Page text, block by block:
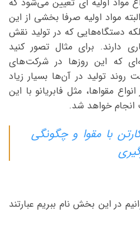
مواد اولیه صرفا بخشی از این
دستگاه‌‌هایی که در تولید نقش
دارند. برای مثال تصور کنید
که این روزها در شرکت‌های
روند تولید در آن‌ها بسیار زیاد
مقواها، مثل فابریانو با این
انجام خواهد شد.
با مقوا و چگونگی
در این بخش نام ببریم‌ عبارتند